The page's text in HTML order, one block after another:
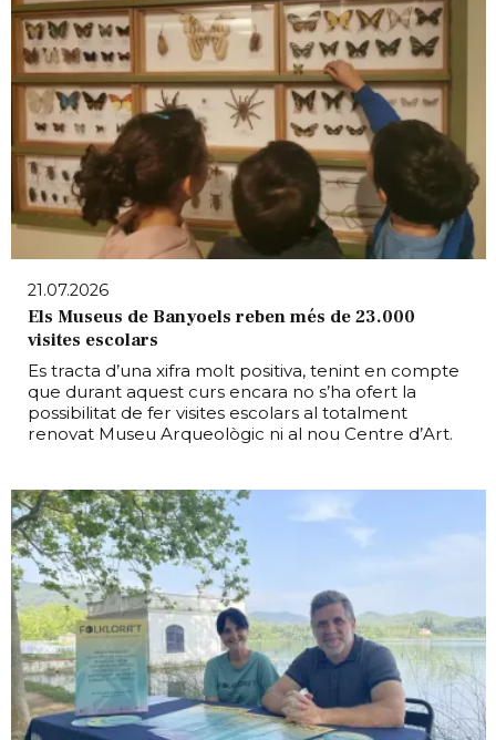
21.07.2026
Els Museus de Banyoels reben més de 23.000
visites escolars
Es tracta d’una xifra molt positiva, tenint en compte
que durant aquest curs encara no s’ha ofert la
possibilitat de fer visites escolars al totalment
renovat Museu Arqueològic ni al nou Centre d’Art.